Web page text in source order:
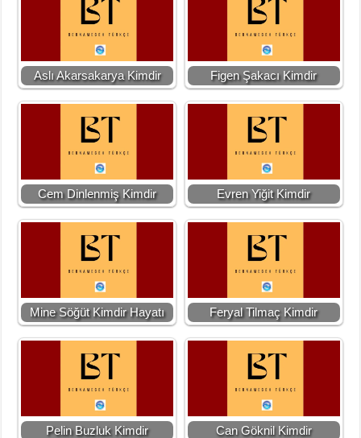
Aslı Akarsakarya Kimdir Figen Şakacı Kimdir
Cem Dinlenmiş Kimdir Evren Yiğit Kimdir
Mine Söğüt Kimdir Hayatı Feryal Tilmaç Kimdir
Pelin Buzluk Kimdir Can Göknil Kimdir